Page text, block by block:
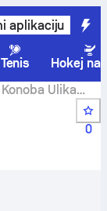
aplikaciju
Tenis
Hokej na
Konoba Ulika
utakmice i
0